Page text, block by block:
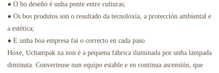
● O bo deseño é unha ponte entre culturas;
● Os bos produtos son o resultado da tecnoloxía, a protección ambiental e
a estética;
● E unha boa empresa fai o correcto en cada paso.
Hoxe, Uchampak xa non é a pequena fábrica iluminada por unha lámpada
diminuta. Converteuse nun equipo estable e en continua ascensión, que